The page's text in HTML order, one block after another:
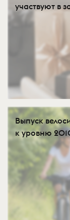
участвуют в
Выпуск
к уровню